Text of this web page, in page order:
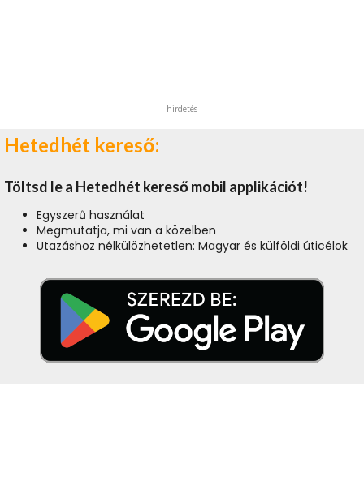
hirdetés
Hetedhét kereső:
Töltsd le a Hetedhét kereső mobil applikációt!
Egyszerű használat
Megmutatja, mi van a közelben
Utazáshoz nélkülözhetetlen: Magyar és külföldi úticélok